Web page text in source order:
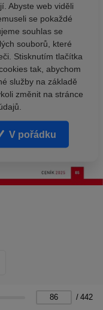
/ 442
Abyste web viděli
se pokaždé
souhlas se
souborů, které
Stisknutím tlačítka
tak, abychom
služby na základě
změnit na stránce
V pořádku